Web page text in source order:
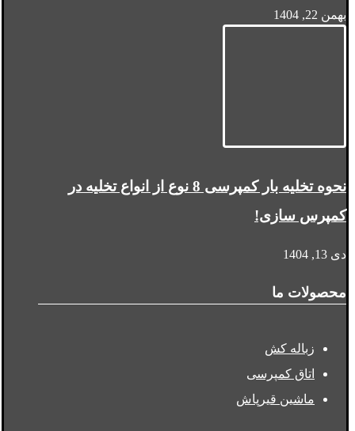
بهمن 22, 1404
نحوه تخلیه بار کمپرسی 8 نوع از انواع تخلیه در
کمپرس سازی!
دی 13, 1404
محصولات ما
زباله کش
اتاق کمپرسی
ماشین قیرپاش